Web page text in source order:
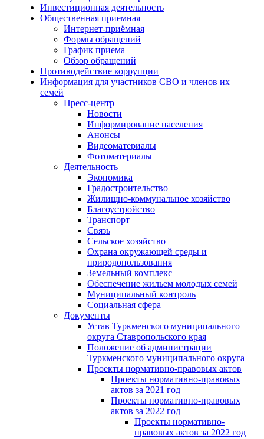
Инвестиционная деятельность
Общественная приемная
Интернет-приёмная
Формы обращений
График приема
Обзор обращений
Противодействие коррупции
Информация для участников СВО и членов их
семей
Пресс-центр
Новости
Информирование населения
Анонсы
Видеоматериалы
Фотоматериалы
Деятельность
Экономика
Градостроительство
Жилищно-коммунальное хозяйство
Благоустройство
Транспорт
Связь
Сельское хозяйство
Охрана окружающей среды и
природопользования
Земельный комплекс
Обеспечение жильем молодых семей
Муниципальный контроль
Социальная сфера
Документы
Устав Туркменского муниципального
округа Ставропольского края
Положение об администрации
Туркменского муниципального округа
Проекты нормативно-правовых актов
Проекты нормативно-правовых
актов за 2021 год
Проекты нормативно-правовых
актов за 2022 год
Проекты нормативно-
правовых актов за 2022 год